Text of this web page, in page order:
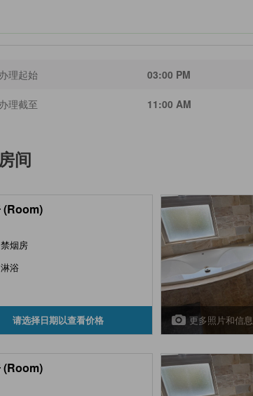
理起始 03:00 PM
理截至 11:00 AM
间
(Room)
禁烟房
淋浴
请选择日期以查看价格 更多照片和信息
(Room)